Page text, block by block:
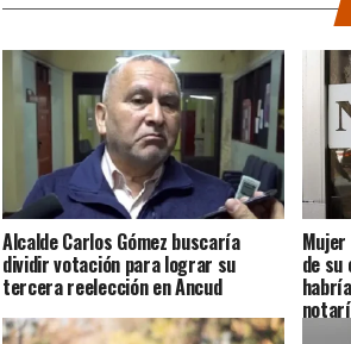
Alcalde Carlos Gómez buscaría
dividir votación para lograr su
tercera reelección en Ancud
de su